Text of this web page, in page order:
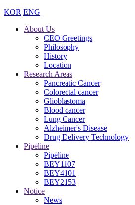
KOR ENG
About Us
CEO Greetings
Philosophy
History
Location
Research Areas
Pancreatic Cancer
Colorectal cancer
Glioblastoma
Blood cancer
Lung Cancer
Alzheimer's Disease
Drug Delivery Technology
Pipeline
Pipeline
BEY1107
BEY4101
BEY2153
Notice
News